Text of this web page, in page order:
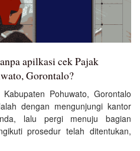
apilkasi cek Pajak
Gorontalo?
Pohuwato, Gorontalo
dengan mengunjungi kantor
lalu pergi menuju bagian
prosedur telah ditentukan,